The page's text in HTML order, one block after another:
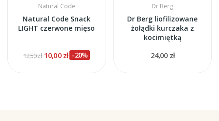
Natural Code
Natural Code Snack
LIGHT czerwone mięso
12,50 zł 10,00 zł -20%
Dr Berg
Dr Berg liofilizowane
żołądki kurczaka z
kocimiętką
24,00 zł